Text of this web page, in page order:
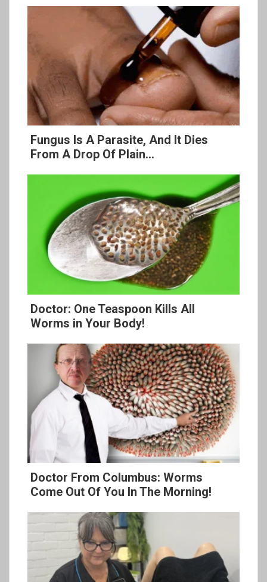
Fungus Is A Parasite, And It Dies
From A Drop Of Plain...
Doctor: One Teaspoon Kills All
Worms in Your Body!
Doctor From Columbus: Worms
Come Out Of You In The Morning!